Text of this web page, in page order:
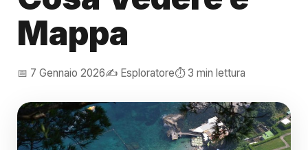
Mappa
📅 7 Gennaio 2026✍️ Esploratore⏱️ 3 min lettura